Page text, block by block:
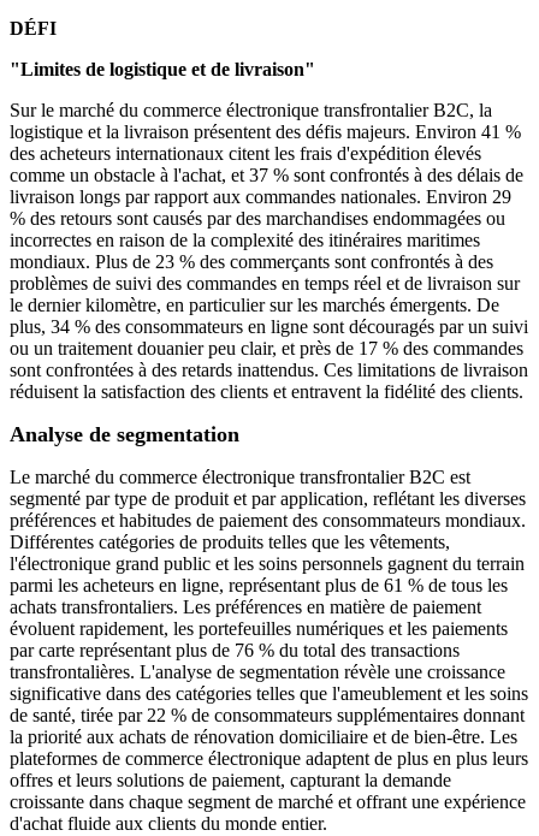
DÉFI
"Limites de logistique et de livraison"
Sur le marché du commerce électronique transfrontalier B2C, la
logistique et la livraison présentent des défis majeurs. Environ 41 %
des acheteurs internationaux citent les frais d'expédition élevés
comme un obstacle à l'achat, et 37 % sont confrontés à des délais de
livraison longs par rapport aux commandes nationales. Environ 29
% des retours sont causés par des marchandises endommagées ou
incorrectes en raison de la complexité des itinéraires maritimes
mondiaux. Plus de 23 % des commerçants sont confrontés à des
problèmes de suivi des commandes en temps réel et de livraison sur
le dernier kilomètre, en particulier sur les marchés émergents. De
plus, 34 % des consommateurs en ligne sont découragés par un suivi
ou un traitement douanier peu clair, et près de 17 % des commandes
sont confrontées à des retards inattendus. Ces limitations de livraison
réduisent la satisfaction des clients et entravent la fidélité des clients.
Analyse de segmentation
Le marché du commerce électronique transfrontalier B2C est
segmenté par type de produit et par application, reflétant les diverses
préférences et habitudes de paiement des consommateurs mondiaux.
Différentes catégories de produits telles que les vêtements,
l'électronique grand public et les soins personnels gagnent du terrain
parmi les acheteurs en ligne, représentant plus de 61 % de tous les
achats transfrontaliers. Les préférences en matière de paiement
évoluent rapidement, les portefeuilles numériques et les paiements
par carte représentant plus de 76 % du total des transactions
transfrontalières. L'analyse de segmentation révèle une croissance
significative dans des catégories telles que l'ameublement et les soins
de santé, tirée par 22 % de consommateurs supplémentaires donnant
la priorité aux achats de rénovation domiciliaire et de bien-être. Les
plateformes de commerce électronique adaptent de plus en plus leurs
offres et leurs solutions de paiement, capturant la demande
croissante dans chaque segment de marché et offrant une expérience
d'achat fluide aux clients du monde entier.